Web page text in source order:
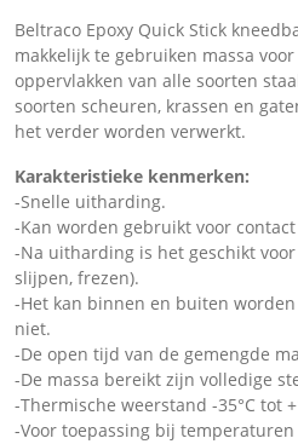
Beltraco Epoxy Quick Stick
makkelijk te gebruiken massa
oppervlakken van alle soorten
soorten scheuren, krassen en
het verder worden verwerkt.
Karakteristieke kenmerken:
-Snelle uitharding.
-Kan worden gebruikt voor
-Na uitharding is het geschikt
slijpen, frezen).
-Het kan binnen en buiten
niet.
-De open tijd van de gemengde
-De massa bereikt zijn volledige
-Thermische weerstand -35°C tot
-Voor toepassing bij temperaturen